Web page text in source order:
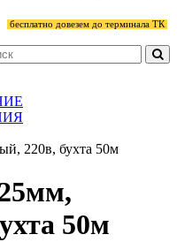
бесплатно довезем до терминала ТК
220в, бухта 50м
50м